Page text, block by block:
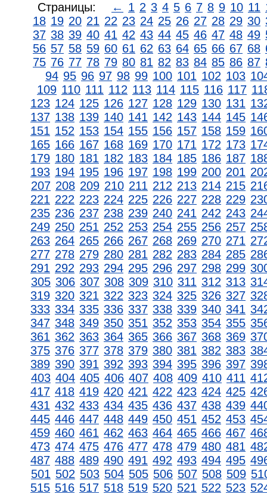
Страницы: ← 1 2 3 4 5 6 7 8 9 10 11
18 19 20 21 22 23 24 25 26 27 28 29 30
37 38 39 40 41 42 43 44 45 46 47 48 49
56 57 58 59 60 61 62 63 64 65 66 67 68
75 76 77 78 79 80 81 82 83 84 85 86 87
94 95 96 97 98 99 100 101 102 103
109 110 111 112 113 114 115 116 117
123 124 125 126 127 128 129 130 131
137 138 139 140 141 142 143 144 145
151 152 153 154 155 156 157 158 159
165 166 167 168 169 170 171 172 173
179 180 181 182 183 184 185 186 187
193 194 195 196 197 198 199 200 201
207 208 209 210 211 212 213 214 215
221 222 223 224 225 226 227 228 229
235 236 237 238 239 240 241 242 243
249 250 251 252 253 254 255 256 257
263 264 265 266 267 268 269 270 271
277 278 279 280 281 282 283 284 285
291 292 293 294 295 296 297 298 299
305 306 307 308 309 310 311 312 313
319 320 321 322 323 324 325 326 327
333 334 335 336 337 338 339 340 341
347 348 349 350 351 352 353 354 355
361 362 363 364 365 366 367 368 369
375 376 377 378 379 380 381 382 383
389 390 391 392 393 394 395 396 397
403 404 405 406 407 408 409 410 411
417 418 419 420 421 422 423 424 425
431 432 433 434 435 436 437 438 439
445 446 447 448 449 450 451 452 453
459 460 461 462 463 464 465 466 467
473 474 475 476 477 478 479 480 481
487 488 489 490 491 492 493 494 495
501 502 503 504 505 506 507 508 509
515 516 517 518 519 520 521 522 523